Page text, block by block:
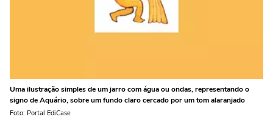
Uma ilustração simples de um jarro com água ou ondas, representando o
signo de Aquário, sobre um fundo claro cercado por um tom alaranjado
Foto: Portal EdiCase